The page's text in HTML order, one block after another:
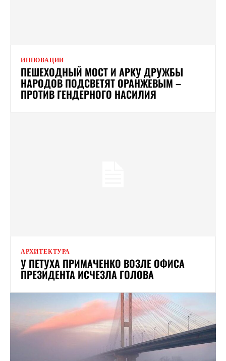
ИННОВАЦИИ
ПЕШЕХОДНЫЙ МОСТ И АРКУ ДРУЖБЫ
НАРОДОВ ПОДСВЕТЯТ ОРАНЖЕВЫМ –
ПРОТИВ ГЕНДЕРНОГО НАСИЛИЯ
АРХИТЕКТУРА
У ПЕТУХА ПРИМАЧЕНКО ВОЗЛЕ ОФИСА
ПРЕЗИДЕНТА ИСЧЕЗЛА ГОЛОВА